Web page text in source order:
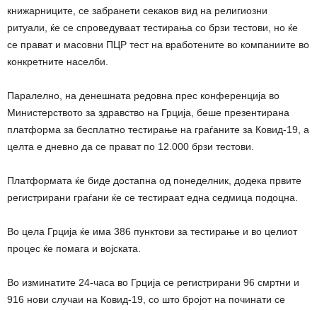
книжарниците, се забранети секаков вид на религиозни
ритуали, ќе се спроведуваат тестирања со брзи тестови, но ќе
се прават и масовни ПЦР тест на вработените во компаниите во
конкретните населби.
Паралелно, на денешната редовна прес конференција во
Министерството за здравство на Грција, беше презентирана
платформа за бесплатно тестирање на граѓаните за Ковид-19, а
целта е дневно да се прават по 12.000 брзи тестови.
Платформата ќе биде достапна од понеделник, додека првите
регистрирани граѓани ќе се тестираат една седмица подоцна.
Во цела Грција ќе има 386 пунктови за тестирање и во целиот
процес ќе помага и војската.
Во изминатите 24-часа во Грција се регистрирани 96 смртни и
916 нови случаи на Ковид-19, со што бројот на починати се